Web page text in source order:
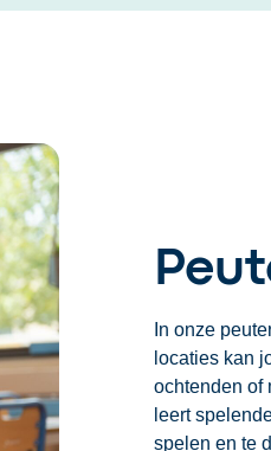
In onze
locaties kan
ochtenden of
leert
spelen en te